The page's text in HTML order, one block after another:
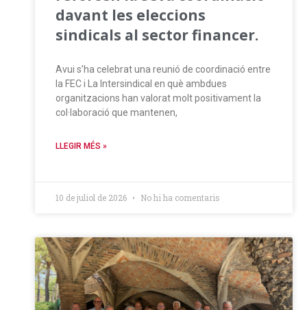
davant les eleccions
sindicals al sector financer.
Avui s’ha celebrat una reunió de coordinació entre
la FEC i La Intersindical en què ambdues
organitzacions han valorat molt positivament la
col·laboració que mantenen,
LLEGIR MÉS »
10 de juliol de 2026 No hi ha comentaris